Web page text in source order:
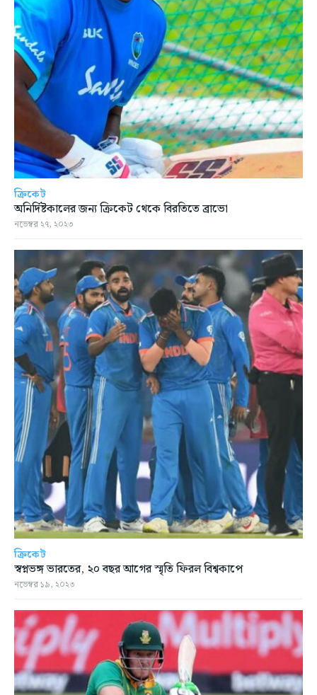
ক্রিকেট
অনির্দিষ্টকালের জন্য ক্রিকেট থেকে বিরতিতে ব্রাভো
নভেম্বর ২৭, ২০২৩
ক্রিকেট
স্বপ্নভঙ্গ ভারতের, ২০ বছর আগের স্মৃতি ফিরল বিশ্বকাপে
নভেম্বর ১৯, ২০২৩